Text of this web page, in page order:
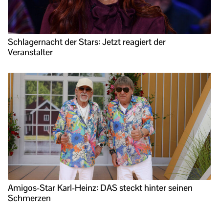
Schlagernacht der Stars: Jetzt reagiert der
Veranstalter
Amigos-Star Karl-Heinz: DAS steckt hinter seinen
Schmerzen